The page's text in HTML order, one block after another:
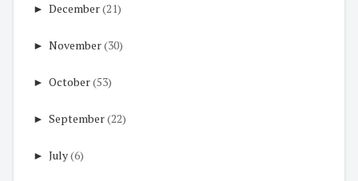
► December(21)
► November(30)
► October(53)
► September(22)
► July(6)